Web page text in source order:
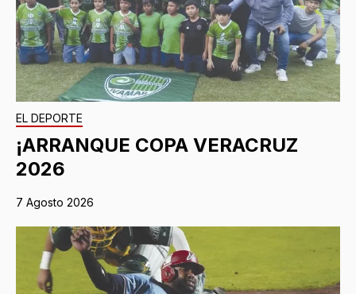
EL DEPORTE
¡ARRANQUE COPA VERACRUZ
2026
7 Agosto 2026